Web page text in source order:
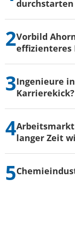
durchstarten
Vorbild
effizienteres
Ingenieure
Karrierekick?
langer Zeit